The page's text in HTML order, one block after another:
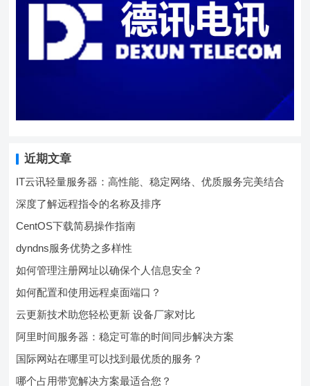
近期文章
IT云讯轻量服务器：高性能、稳定网络、优质服务完美结合
深度了解远程指令的名称及排序
CentOS下载简易操作指南
dyndns服务优势之多样性
如何管理注册网址以确保个人信息安全？
如何配置和使用远程桌面端口？
云更新技术助您轻松更新 设备厂家对比
阿里时间服务器：稳定可靠的时间同步解决方案
国际网站在哪里可以找到最优质的服务？
哪个占用带宽解决方案最适合您？